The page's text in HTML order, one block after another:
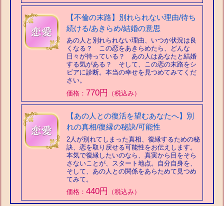
【不倫の末路】別れられない理由/待ち
続ける/あきらめ/結婚の意思
あの人と別れられない理由、いつか状況は良
くなる？ この恋をあきらめたら、どんな
日々が待っている？ あの人はあなたと結婚
する気がある？ そして、この恋の末路をシ
ビアに診断。本当の幸せを見つめてみてくだ
さい。
価格： 770円 （税込み）
【あの人との復活を望むあなたへ】別
れの真相/復縁の秘訣/可能性
2人が別れてしまった真相、復縁するための秘
訣、恋を取り戻せる可能性をお伝えします。
本気で復縁したいのなら、真実から目をそら
さないことが、スタート地点。自分自身を、
そして、あの人との関係をあらためて見つめ
てみて。
価格：440円 （税込み）